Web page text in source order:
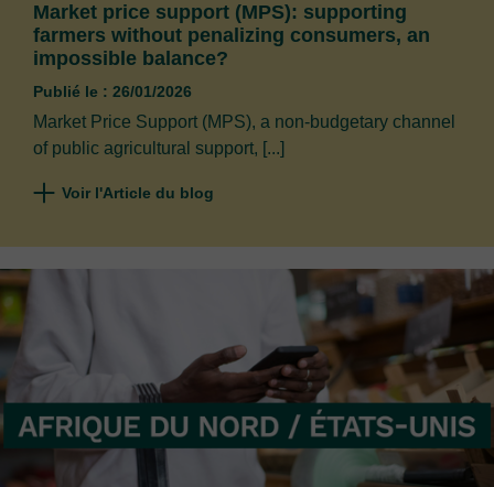
Market price support (MPS): supporting
farmers without penalizing consumers, an
impossible balance?
Publié le : 26/01/2026
Market Price Support (MPS), a non-budgetary channel
of public agricultural support, [...]
Voir l'Article du blog